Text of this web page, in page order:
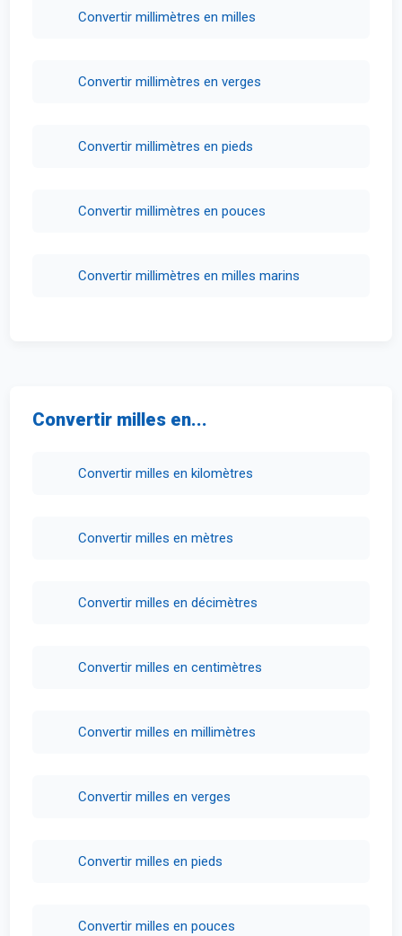
Convertir millimètres en milles
Convertir millimètres en verges
Convertir millimètres en pieds
Convertir millimètres en pouces
Convertir millimètres en milles marins
Convertir milles en...
Convertir milles en kilomètres
Convertir milles en mètres
Convertir milles en décimètres
Convertir milles en centimètres
Convertir milles en millimètres
Convertir milles en verges
Convertir milles en pieds
Convertir milles en pouces